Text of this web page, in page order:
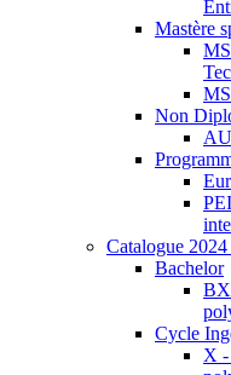
Mastère
Non
Catalogue
Bachelor
BX
Cycle
X -